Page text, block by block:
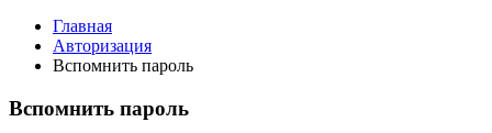
Главная
Авторизация
Вспомнить пароль
Вспомнить пароль